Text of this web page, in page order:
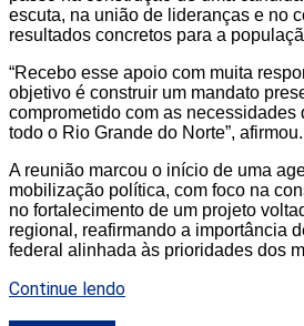
escuta, na união de lideranças e no
resultados concretos para a
“Recebo esse apoio com muita
objetivo é construir um mandato
comprometido com as necessidades
todo o Rio Grande do Norte”, afirmou.
A reunião marcou o início de uma
mobilização política, com foco na
no fortalecimento de um projeto
regional, reafirmando a importância
federal alinhada às prioridades dos
Continue lendo